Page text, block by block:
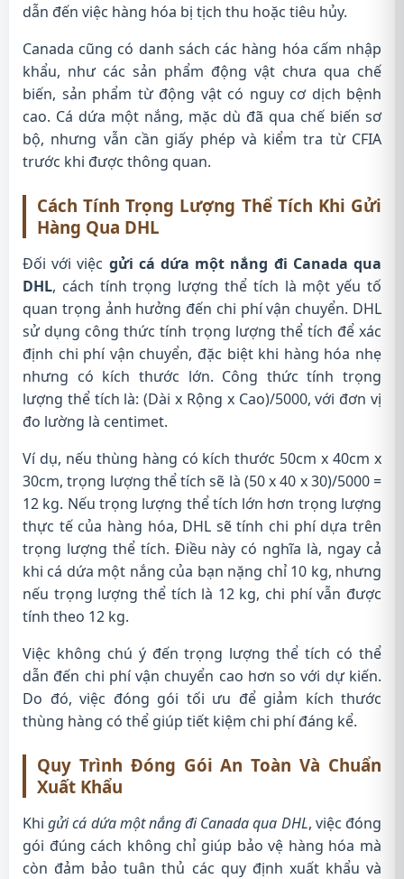
dẫn đến việc hàng hóa bị tịch thu hoặc tiêu hủy.
Canada cũng có danh sách các hàng hóa cấm nhập
khẩu, như các sản phẩm động vật chưa qua chế
biến, sản phẩm từ động vật có nguy cơ dịch bệnh
cao. Cá dứa một nắng, mặc dù đã qua chế biến sơ
bộ, nhưng vẫn cần giấy phép và kiểm tra từ CFIA
trước khi được thông quan.
Cách Tính Trọng Lượng Thể Tích Khi Gửi
Hàng Qua DHL
Đối với việc gửi cá dứa một nắng đi Canada qua
DHL, cách tính trọng lượng thể tích là một yếu tố
quan trọng ảnh hưởng đến chi phí vận chuyển. DHL
sử dụng công thức tính trọng lượng thể tích để xác
định chi phí vận chuyển, đặc biệt khi hàng hóa nhẹ
nhưng có kích thước lớn. Công thức tính trọng
lượng thể tích là: (Dài x Rộng x Cao)/5000, với đơn vị
đo lường là centimet.
Ví dụ, nếu thùng hàng có kích thước 50cm x 40cm x
30cm, trọng lượng thể tích sẽ là (50 x 40 x 30)/5000 =
12 kg. Nếu trọng lượng thể tích lớn hơn trọng lượng
thực tế của hàng hóa, DHL sẽ tính chi phí dựa trên
trọng lượng thể tích. Điều này có nghĩa là, ngay cả
khi cá dứa một nắng của bạn nặng chỉ 10 kg, nhưng
nếu trọng lượng thể tích là 12 kg, chi phí vẫn được
tính theo 12 kg.
Việc không chú ý đến trọng lượng thể tích có thể
dẫn đến chi phí vận chuyển cao hơn so với dự kiến.
Do đó, việc đóng gói tối ưu để giảm kích thước
thùng hàng có thể giúp tiết kiệm chi phí đáng kể.
Quy Trình Đóng Gói An Toàn Và Chuẩn
Xuất Khẩu
Khigửi cá dứa một nắng đi Canada qua DHL, việc đóng
gói đúng cách không chỉ giúp bảo vệ hàng hóa mà
còn đảm bảo tuân thủ các quy định xuất khẩu và